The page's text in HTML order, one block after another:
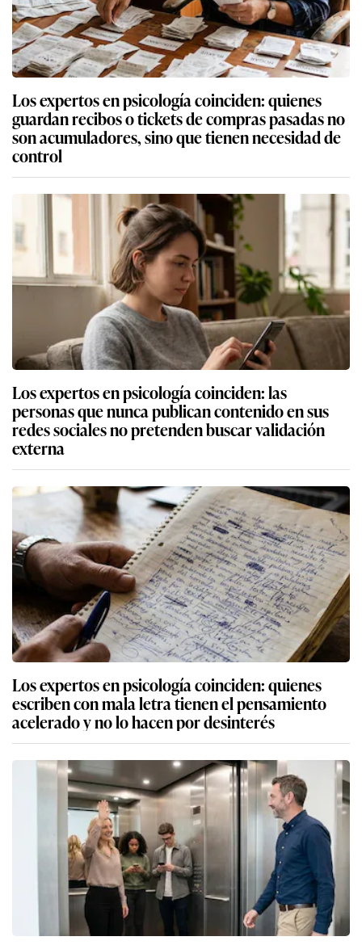
Los expertos en psicología coinciden: quienes
guardan recibos o tickets de compras pasadas no
son acumuladores, sino que tienen necesidad de
control
Los expertos en psicología coinciden: las
personas que nunca publican contenido en sus
redes sociales no pretenden buscar validación
externa
Los expertos en psicología coinciden: quienes
escriben con mala letra tienen el pensamiento
acelerado y no lo hacen por desinterés